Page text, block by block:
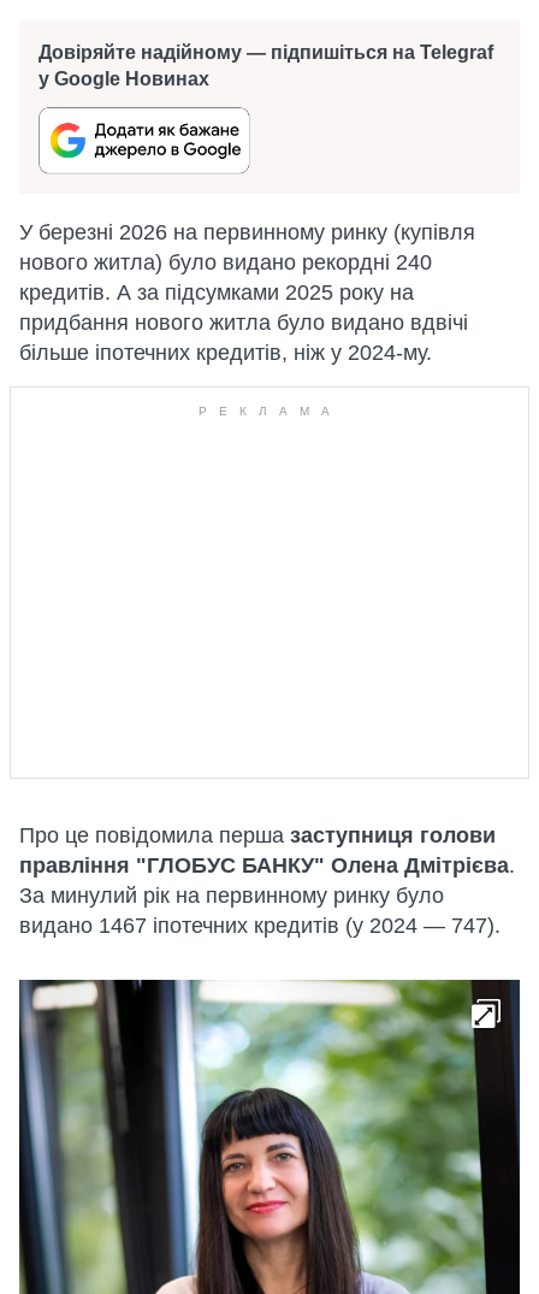
Довіряйте надійному — підпишіться на Telegraf
у Google Новинах
У березні 2026 на первинному ринку (купівля
нового житла) було видано рекордні 240
кредитів. А за підсумками 2025 року на
придбання нового житла було видано вдвічі
більше іпотечних кредитів, ніж у 2024-му.
Про це повідомила перша заступниця голови
правління "ГЛОБУС БАНКУ" Олена Дмітрієва.
За минулий рік на первинному ринку було
видано 1467 іпотечних кредитів (у 2024 — 747).